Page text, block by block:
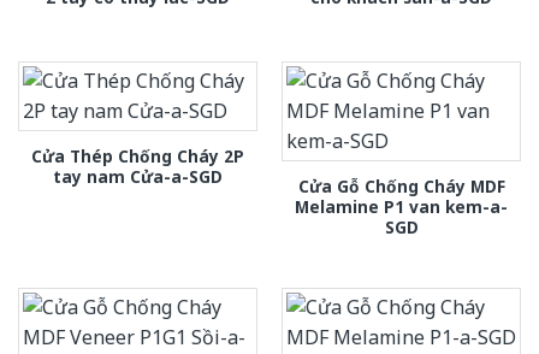
Cửa Thép Chống Cháy 2P
tay nam Cửa-a-SGD
Cửa Gỗ Chống Cháy MDF
Melamine P1 van kem-a-
SGD